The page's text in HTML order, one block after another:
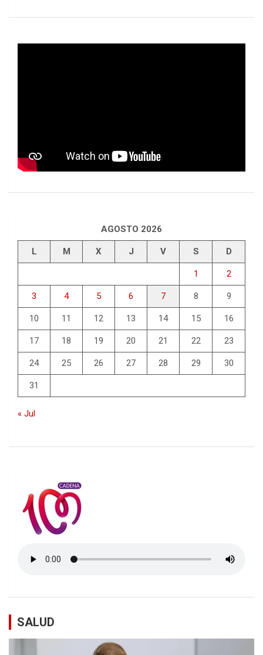
AGOSTO 2026
L M X J V S D
1 2
3 4 5 6 7 8 9
10 11 12 13 14 15 16
17 18 19 20 21 22 23
24 25 26 27 28 29 30
31
« Jul
SALUD